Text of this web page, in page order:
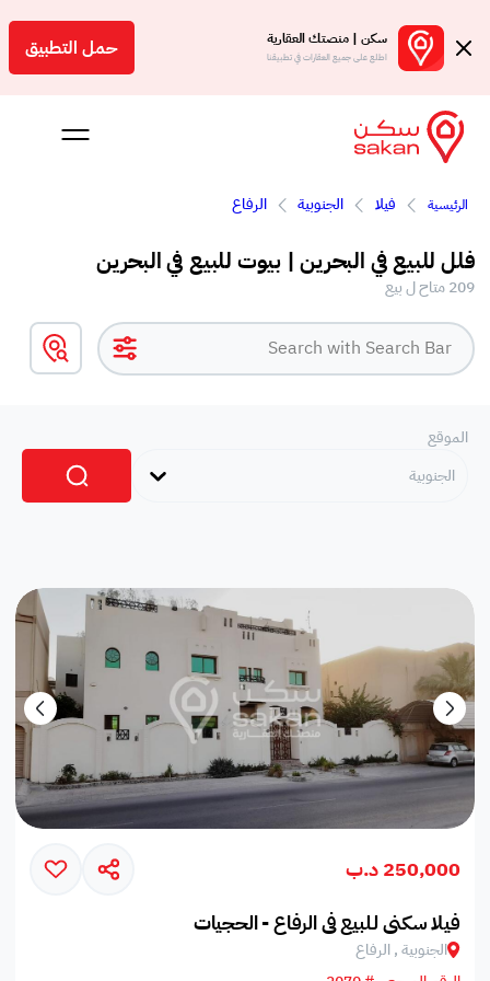
سكن | منصتك العقارية
اطلع على جميع العقارات في تطبيقنا حمل التطبيق
بالعمولة
الرئيسية فيلا الجنوبية الرفاع
فلل للبيع في البحرين | بيوت للبيع في البحرين
209 متاح ل بيع
الموقع
الجنوبية
250,000 د.ب
فيلا سكني لـلبيع في الرفاع - الحجيات
الجنوبية , الرفاع